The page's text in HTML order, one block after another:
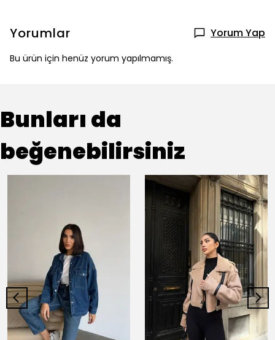
Yorumlar Yorum Yap
Bu ürün için henüz yorum yapılmamış.
Bunları da
beğenebilirsiniz